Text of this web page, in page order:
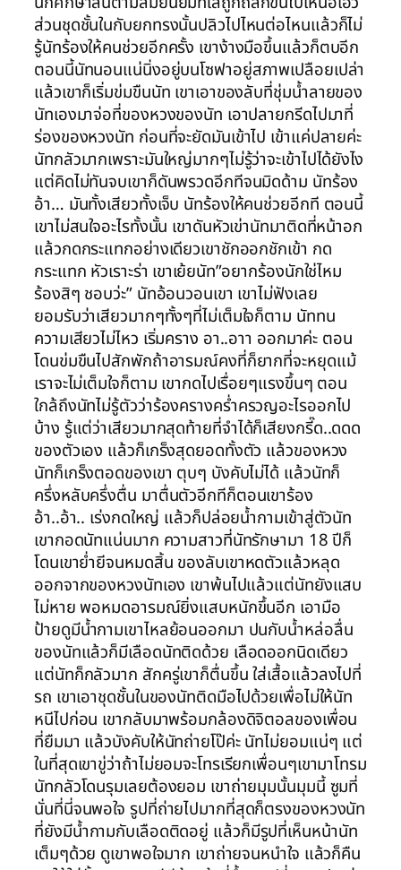
ส่วนชุดชั้นในกับยกทรงนั้นปลิวไปไหนต่อไหนแล้วก็ไม่
รู้นัทร้องให้คนช่วยอีกครั้ง เขาง้างมือขึ้นแล้วก็ตบอีก
ตอนนี้นัทนอนแน่นิ่งอยู่บนโซฟาอยู่สภาพเปลือยเปล่า
แล้วเขาก็เริ่มข่มขืนนัท เขาเอาของลับที่ชุ่มน้ำลายของ
นัทเองมาจ่อที่ของหวงของนัท เอาปลายกรีดไปมาที่
ร่องของหวงนัท ก่อนที่จะยัดมันเข้าไป เข้าแค่ปลายค่ะ
นัทกลัวมากเพราะมันใหญ่มากๆไม่รู้ว่าจะเข้าไปได้ยังไง
แต่คิดไม่ทันจบเขาก็ดันพรวดอีกทีจนมิดด้าม นัทร้อง
อ้า… มันทั้งเสียวทั้งเจ็บ นัทร้องให้คนช่วยอีกที ตอนนี้
เขาไม่สนใจอะไรทั้งนั้น เขาดันหัวเข่านัทมาติดที่หน้าอก
แล้วกดกระแทกอย่างเดียวเขาชักออกชักเข้า กด
กระแทก หัวเราะร่า เขาเย้ยนัท”อยากร้องนักใช่ไหม
ร้องสิๆ ชอบว่ะ” นัทอ้อนวอนเขา เขาไม่ฟังเลย
ยอมรับว่าเสียวมากๆทั้งๆที่ไม่เต็มใจก็ตาม นัททน
ความเสียวไม่ไหว เริ่มคราง อา..อาา ออกมาค่ะ ตอน
โดนข่มขืนไปสักพักถ้าอารมณ์คงที่ก็ยากที่จะหยุดแม้
เราจะไม่เต็มใจก็ตาม เขากดไปเรื่อยๆแรงขึ้นๆ ตอน
ใกล้ถึงนัทไม่รู้ตัวว่าร้องครางคร่ำครวญอะไรออกไป
บ้าง รู้แต่ว่าเสียวมากสุดท้ายที่จำได้ก็เสียงกรี๊ด..ดดด
ของตัวเอง แล้วก็เกร็งสุดยอดทั้งตัว แล้วของหวง
นัทก็เกร็งตอดของเขา ตุบๆ บังคับไม่ได้ แล้วนัทก็
ครึ่งหลับครึ่งตื่น มาตื่นตัวอีกทีก็ตอนเขาร้อง
อ้า..อ้า.. เร่งกดใหญ่ แล้วก็ปล่อยน้ำกามเข้าสู่ตัวนัท
เขากอดนัทแน่นมาก ความสาวที่นัทรักษามา 18 ปีก็
โดนเขาย่ำยีจนหมดสิ้น ของลับเขาหดตัวแล้วหลุด
ออกจากของหวงนัทเอง เขาพ้นไปแล้วแต่นัทยังแสบ
ไม่หาย พอหมดอารมณ์ยิ่งแสบหนักขึ้นอีก เอามือ
ป้ายดูมีน้ำกามเขาไหลย้อนออกมา ปนกับน้ำหล่อลื่น
ของนัทแล้วก็มีเลือดนัทติดด้วย เลือดออกนิดเดียว
แต่นัทก็กลัวมาก สักครู่เขาก็ตื่นขึ้น ใส่เสื้อแล้วลงไปที่
รถ เขาเอาชุดชั้นในของนัทติดมือไปด้วยเพื่อไม่ให้นัท
หนีไปก่อน เขากลับมาพร้อมกล้องดิจิตอลของเพื่อน
ที่ยืมมา แล้วบังคับให้นัทถ่ายโป๊ค่ะ นัทไม่ยอมแน่ๆ แต่
ในที่สุดเขาขู่ว่าถ้าไม่ยอมจะโทรเรียกเพื่อนๆเขามาโทรม
นัทกลัวโดนรุมเลยต้องยอม เขาถ่ายมุมนั้นมุมนี้ ซูมที่
นั่นที่นี่จนพอใจ รูปที่ถ่ายไปมากที่สุดก็ตรงของหวงนัท
ที่ยังมีน้ำกามกับเลือดติดอยู่ แล้วก็มีรูปที่เห็นหน้านัท
เต็มๆด้วย ดูเขาพอใจมาก เขาถ่ายจนหนำใจ แล้วก็คืน